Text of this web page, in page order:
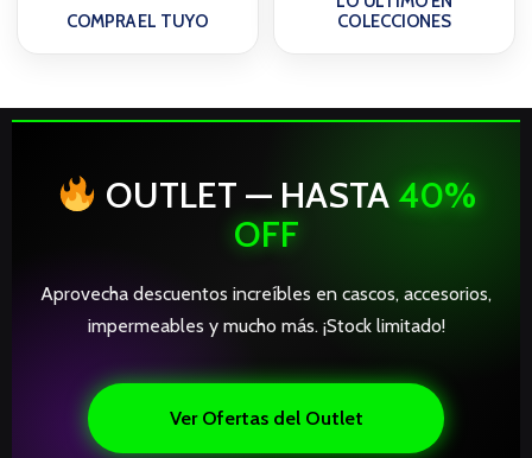
COMPRA EL TUYO
COLECCIONES
OUTLET — HASTA40%
OFF
Aprovecha descuentos increíbles en cascos, accesorios,
impermeables y mucho más. ¡Stock limitado!
Ver Ofertas del Outlet